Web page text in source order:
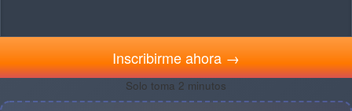
Inscribirme ahora →
Solo toma 2 minutos